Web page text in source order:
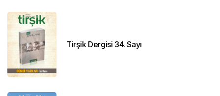
Tirşik Dergisi 34. Sayı